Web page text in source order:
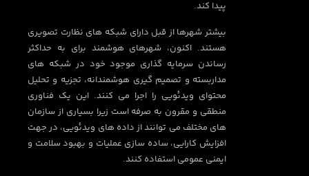
پیدا کند.
بیشتر شهرها از قبل دارای شبکه های نظارت تصویری
هستند. اکنون، شهرهای هوشمند برای به حداکثر
رساندن سرمایه گذاری موجود خود در شبکه های
مداربسته و تصمیم گیری هوشمندانه، تجزیه و تحلیل
محتوای ویدئویی را اجرا می کنند. این یک فناوری
منطقی و مقرون به صرفه است زیرا بسیاری از سازمان
های مختلف می توانند از داده های ویدئویی، در جهت
افزایش کارایی، ساده سازی عملیات و بهبود سلامت و
ایمنی عمومی استفاده کنند.